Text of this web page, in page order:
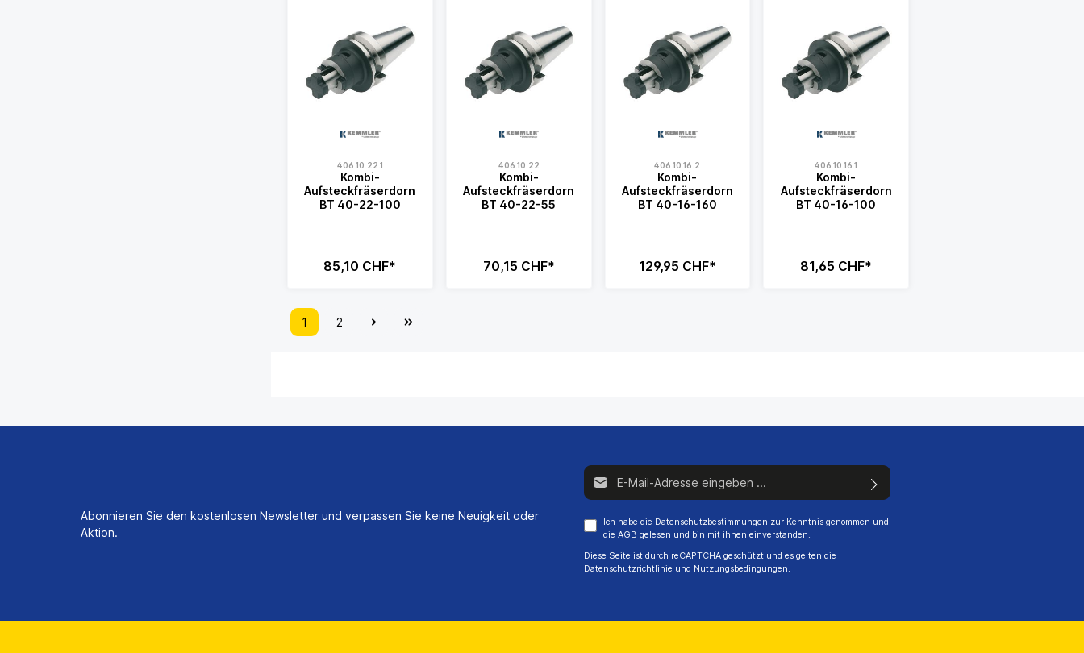
406.10.22.1
Kombi-
Aufsteckfräserdorn
BT 40-22-100
85,10 CHF*
406.10.22
Kombi-
Aufsteckfräserdorn
BT 40-22-55
70,15 CHF*
406.10.16.2
Kombi-
Aufsteckfräserdorn
BT 40-16-160
129,95 CHF*
406.10.16.1
Kombi-
Aufsteckfräserdorn
BT 40-16-100
81,65 CHF*
1 2
Abonnieren Sie den kostenlosen Newsletter und verpassen Sie keine Neuigkeit oder
Aktion.
E-Mail-Adresse*
Ich habe die Datenschutzbestimmungen zur Kenntnis genommen und
die AGB gelesen und bin mit ihnen einverstanden.
Diese Seite ist durch reCAPTCHA geschützt und es gelten die
Datenschutzrichtlinie und Nutzungsbedingungen.